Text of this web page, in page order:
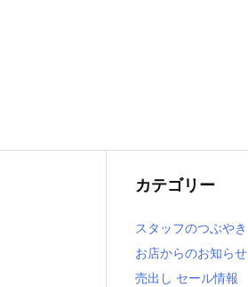
カテゴリー
スタッフのつぶやき
お店からのお知らせ
売出し セール情報